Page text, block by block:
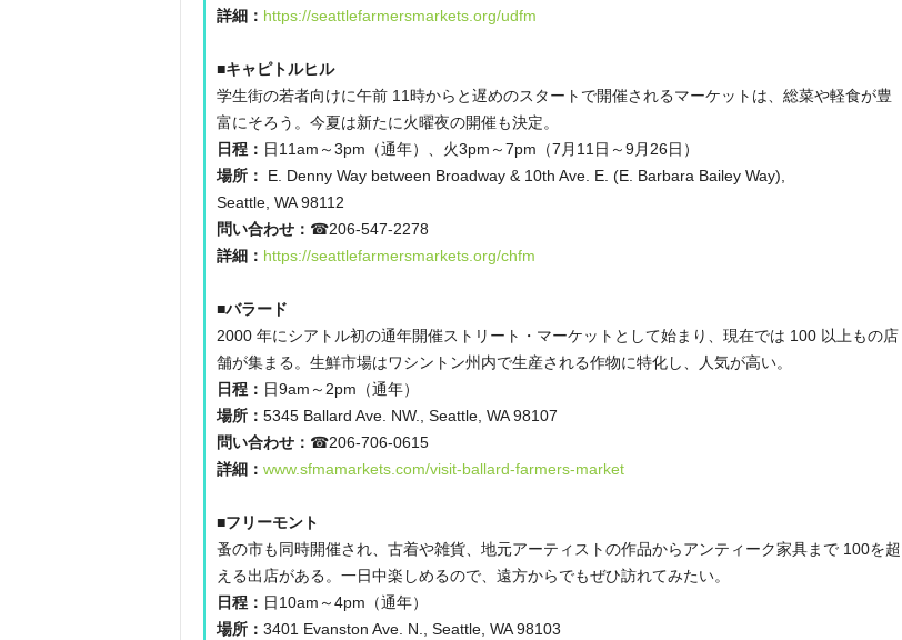
詳細： https://seattlefarmersmarkets.org/udfm
■キャピトルヒル
学生街の若者向けに午前 11時からと遅めのスタートで開催されるマーケットは、総菜や軽食が豊
富にそろう。今夏は新たに火曜夜の開催も決定。
日程： 日11am～3pm（通年）、火3pm～7pm（7月11日～9月26日）
場所：
E. Denny Way between Broadway & 10th Ave. E. (E. Barbara Bailey Way),
Seattle, WA 98112
問い合わせ： ☎206-547-2278
詳細： https://seattlefarmersmarkets.org/chfm
■バラード
2000 年にシアトル初の通年開催ストリート・マーケットとして始まり、現在では 100 以上もの店
舗が集まる。生鮮市場はワシントン州内で生産される作物に特化し、人気が高い。
日程： 日9am～2pm（通年）
場所： 5345 Ballard Ave. NW., Seattle, WA 98107
問い合わせ： ☎206-706-0615
詳細： www.sfmamarkets.com/visit-ballard-farmers-market
■フリーモント
蚤の市も同時開催され、古着や雑貨、地元アーティストの作品からアンティーク家具まで 100を超
える出店がある。一日中楽しめるので、遠方からでもぜひ訪れてみたい。
日程： 日10am～4pm（通年）
場所： 3401 Evanston Ave. N., Seattle, WA 98103